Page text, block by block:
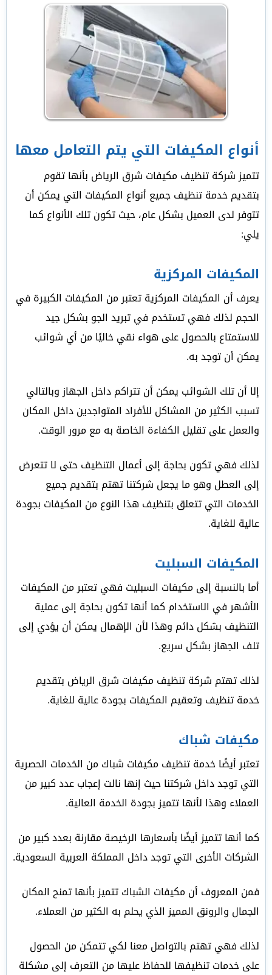
أنواع المكيفات التي يتم التعامل معها
تتميز شركة تنظيف مكيفات شرق الرياض بأنها تقوم
بتقديم خدمة تنظيف جميع أنواع المكيفات التي يمكن أن
تتوفر لدى العميل بشكل عام، حيث تكون تلك الأنواع كما
يلي:
المكيفات المركزية
يعرف أن المكيفات المركزية تعتبر من المكيفات الكبيرة في
الحجم لذلك فهي تستخدم في تبريد الجو بشكل جيد
للاستمتاع بالحصول على هواء نقي خاليًا من أي شوائب
يمكن أن توجد به.
إلا أن تلك الشوائب يمكن أن تتراكم داخل الجهاز وبالتالي
تسبب الكثير من المشاكل للأفراد المتواجدين داخل المكان
والعمل على تقليل الكفاءة الخاصة به مع مرور الوقت.
لذلك فهي تكون بحاجة إلى أعمال التنظيف حتى لا تتعرض
إلى العطل وهو ما يجعل شركتنا تهتم بتقديم جميع
الخدمات التي تتعلق بتنظيف هذا النوع من المكيفات بجودة
عالية للغاية.
المكيفات السبليت
أما بالنسبة إلى مكيفات السبليت فهي تعتبر من المكيفات
الأشهر في الاستخدام كما أنها تكون بحاجة إلى عملية
التنظيف بشكل دائم وهذا لأن الإهمال يمكن أن يؤدي إلى
تلف الجهاز بشكل سريع.
لذلك تهتم شركة تنظيف مكيفات شرق الرياض بتقديم
خدمة تنظيف وتعقيم المكيفات بجودة عالية للغاية.
مكيفات شباك
تعتبر أيضًا خدمة تنظيف مكيفات شباك من الخدمات الحصرية
التي توجد داخل شركتنا حيث إنها نالت إعجاب عدد كبير من
العملاء وهذا لأنها تتميز بجودة الخدمة العالية.
كما أنها تتميز أيضًا بأسعارها الرخيصة مقارنة بعدد كبير من
الشركات الأخرى التي توجد داخل المملكة العربية السعودية.
فمن المعروف أن مكيفات الشباك تتميز بأنها تمنح المكان
الجمال والرونق المميز الذي يحلم به الكثير من العملاء.
لذلك فهي تهتم بالتواصل معنا لكي تتمكن من الحصول
على خدمات تنظيفها للحفاظ عليها من التعرف إلى مشكلة